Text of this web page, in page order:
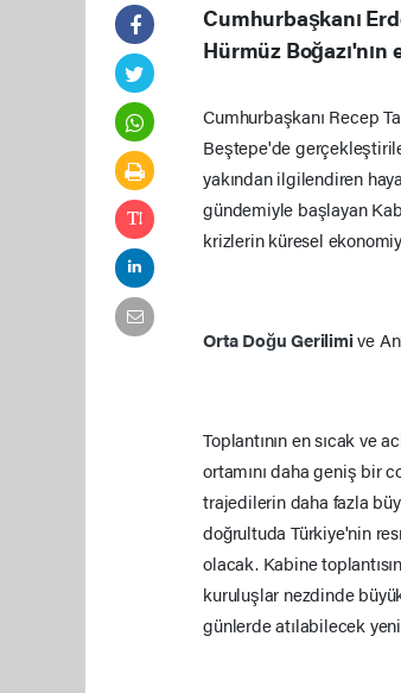
Cumhurbaşkanı
Hürmüz
Cumhurbaşkanı Recep
Beştepe'de
yakından ilgilendiren
gündemiyle başlayan
krizlerin küresel
Orta Doğu Gerilimive
Toplantının en sıcak
ortamını daha geniş bir
trajedilerin daha fazla
doğrultuda Türkiye'nin
olacak. Kabine
kuruluşlar nezdinde
günlerde atılabilecek